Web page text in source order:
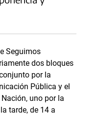
Seguimos
dos bloques
por la
Pública y el
uno por la
tarde, de 14 a